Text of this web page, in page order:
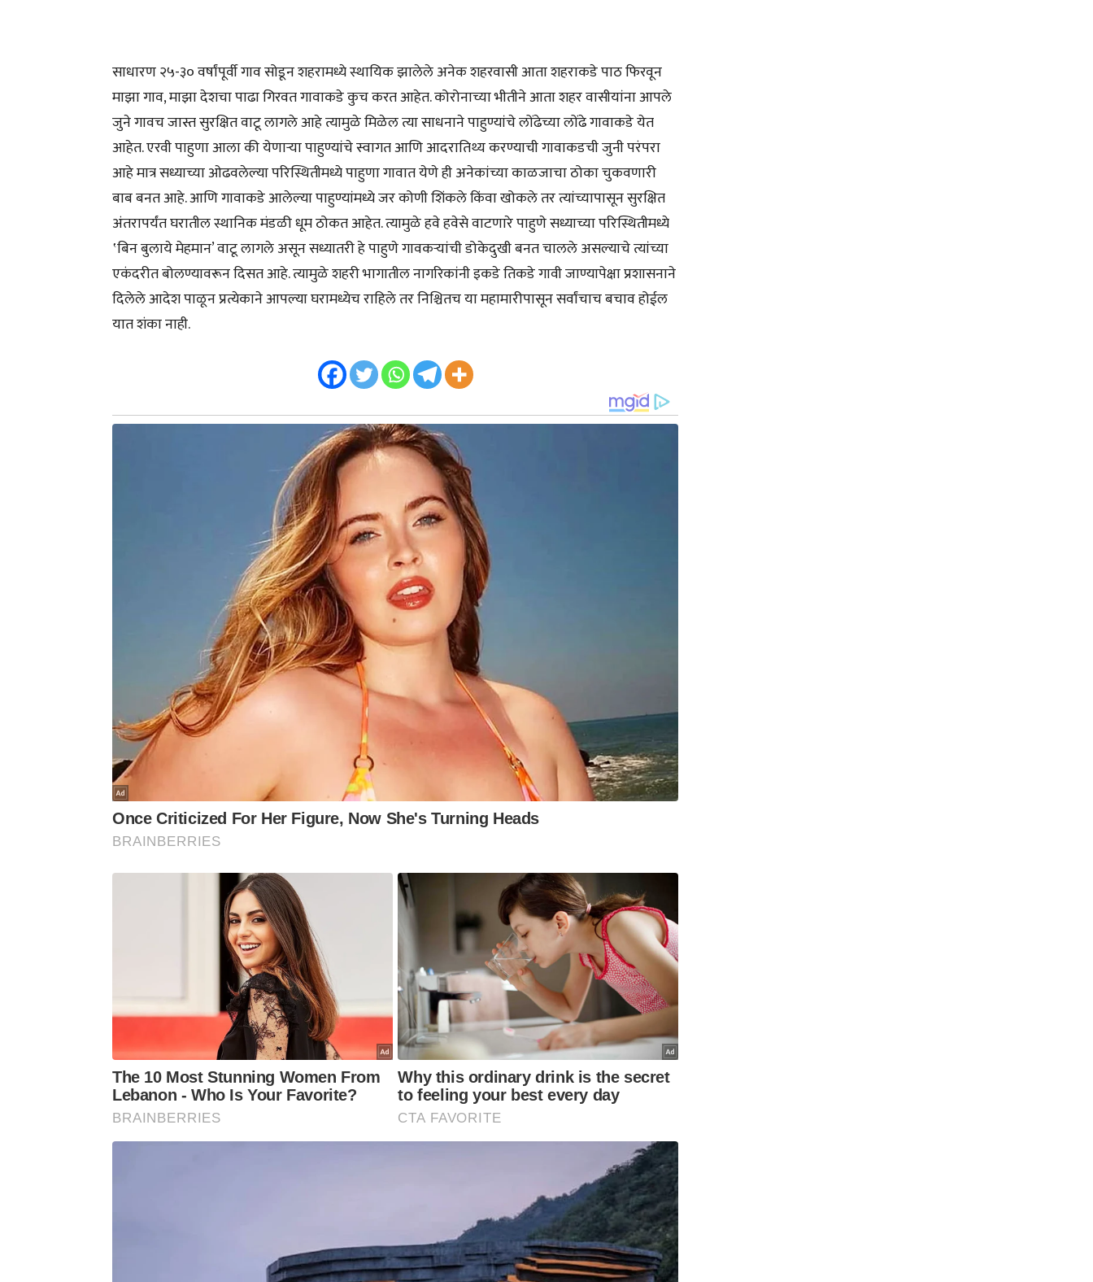
साधारण २५-३० वर्षांपूर्वी गाव सोडून शहरामध्ये स्थायिक झालेले अनेक शहरवासी आता शहराकडे पाठ फिरवून
माझा गाव, माझा देशचा पाढा गिरवत गावाकडे कुच करत आहेत. कोरोनाच्या भीतीने आता शहर वासीयांना आपले
जुने गावच जास्त सुरक्षित वाटू लागले आहे त्यामुळे मिळेल त्या साधनाने पाहुण्यांचे लोंढेच्या लोंढे गावाकडे येत
आहेत. एरवी पाहुणा आला की येणाऱ्या पाहुण्यांचे स्वागत आणि आदरातिथ्य करण्याची गावाकडची जुनी परंपरा
आहे मात्र सध्याच्या ओढवलेल्या परिस्थितीमध्ये पाहुणा गावात येणे ही अनेकांच्या काळजाचा ठोका चुकवणारी
बाब बनत आहे. आणि गावाकडे आलेल्या पाहुण्यांमध्ये जर कोणी शिंकले किंवा खोकले तर त्यांच्यापासून सुरक्षित
अंतरापर्यंत घरातील स्थानिक मंडळी धूम ठोकत आहेत. त्यामुळे हवे हवेसे वाटणारे पाहुणे सध्याच्या परिस्थितीमध्ये
‛बिन बुलाये मेहमान’ वाटू लागले असून सध्यातरी हे पाहुणे गावकऱ्यांची डोकेदुखी बनत चालले असल्याचे त्यांच्या
एकंदरीत बोलण्यावरून दिसत आहे. त्यामुळे शहरी भागातील नागरिकांनी इकडे तिकडे गावी जाण्यापेक्षा प्रशासनाने
दिलेले आदेश पाळून प्रत्येकाने आपल्या घरामध्येच राहिले तर निश्चितच या महामारीपासून सर्वांचाच बचाव होईल
यात शंका नाही.